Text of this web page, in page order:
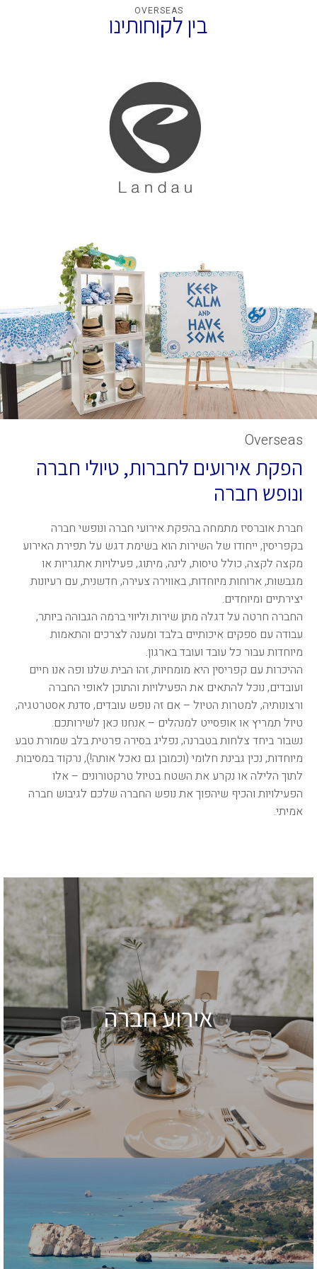
OVERSEAS
בין לקוחותינו
Overseas
הפקת אירועים לחברות, טיולי חברה
ונופש חברה
חברת אוברסיז מתמחה בהפקת אירועי חברה ונופשי חברה
בקפריסין, ייחודו של השירות הוא בשימת דגש על תפירת האירוע
מקצה לקצה, כולל טיסות, לינה, מיתוג, פעילויות אתגריות או
מגבשות, ארוחות מיוחדות, באווירה צעירה, חדשנית, עם רעיונות
יצירתיים ומיוחדים.
החברה חרטה על דגלה מתן שירות וליווי ברמה הגבוהה ביותר,
עבודה עם ספקים איכותיים בלבד ומענה לצרכים והתאמות
מיוחדות עבור כל עובד ועובד בארגון.
ההיכרות עם קפריסין היא מומחיות, זהו הבית שלנו ופה אנו חיים
ועובדים, נוכל להתאים את הפעילויות והתוכן לאופי החברה
ורצונותיה, למטרות הטיול – אם זה נופש עובדים, סדנת אסטרטגיה,
טיול תמריץ או אופסייט למנהלים – אנחנו כאן לשירותכם.
נשבור ביחד צלחות בטברנה, נפליג בסירה פרטית בלב שמורת טבע
מיוחדות, נכין גבינת חלומי (וכמובן גם נאכל אותה!), נרקוד במסיבות
לתוך הלילה או נקרע את השטח בטיול טרקטורונים – אלו
הפעילויות והכיף שיהפוך את נופש החברה שלכם לגיבוש חברה
אמיתי.
אירוע חברה